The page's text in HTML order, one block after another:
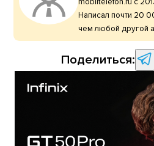
Написал почти 20
чем любой другой
Поделиться: